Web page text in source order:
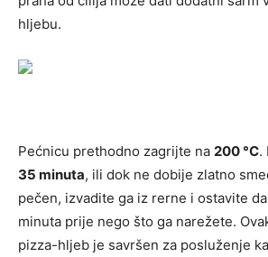
hljebu.
Pećnicu prethodno zagrijte na 200 °C.
35 minuta, ili dok ne dobije zlatno
pečen, izvadite ga iz rerne i ostavite
minuta prije nego što ga narežete.
pizza-hljeb je savršen za posluženje